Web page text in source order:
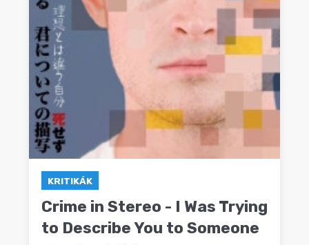
KRITIKÁK
Crime in Stereo - I Was Trying
to Describe You to Someone